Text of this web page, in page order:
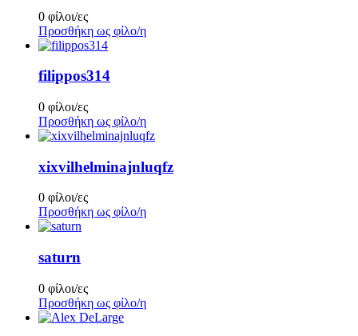
0 φίλοι/ες
Προσθήκη ως φίλο/η
filippos314
0 φίλοι/ες
Προσθήκη ως φίλο/η
xixvilhelminajnluqfz
0 φίλοι/ες
Προσθήκη ως φίλο/η
saturn
0 φίλοι/ες
Προσθήκη ως φίλο/η